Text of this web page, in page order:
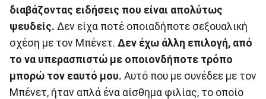
διαβάζοντας ειδήσεις που είναι απολύτως
ψευδείς. Δεν είχα ποτέ οποιαδήποτε σεξουαλική
σχέση με τον Μπένετ. Δεν έχω άλλη επιλογή, από
το να υπερασπιστώ με οποιονδήποτε τρόπο
μπορώ τον εαυτό μου. Αυτό που με συνέδεε με τον
Μπένετ, ήταν απλά ένα αίσθημα φιλίας, το οποίο